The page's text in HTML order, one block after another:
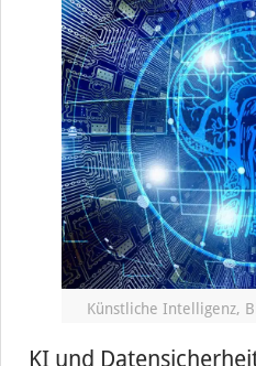
Künstliche Intelligenz,
KI und